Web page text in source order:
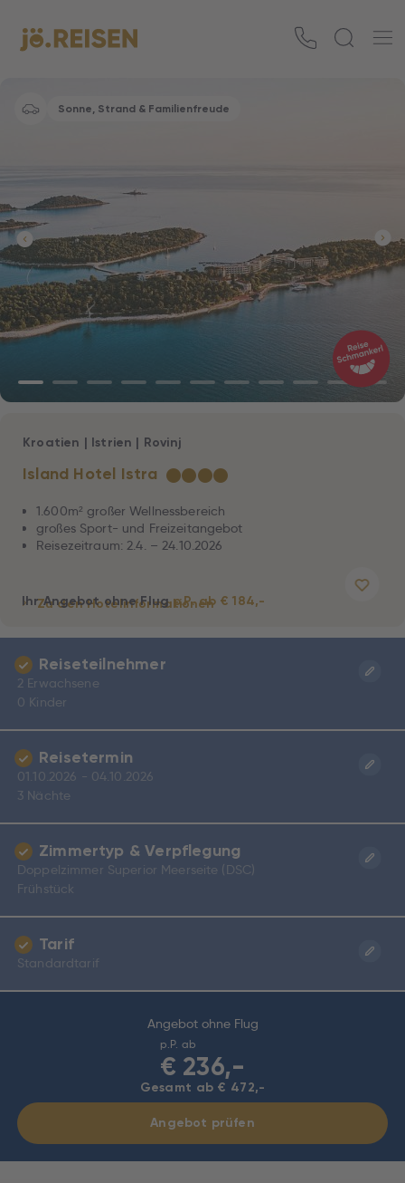
Sonne, Strand & Familienfreude
Island Hotel Istra ★★★★
Kroatien | Istrien | Rovinj
1.600m² großer Wellnessbereich
großes Sport- und Freizeitangebot
Reisezeitraum: 2.4. – 24.10.2026
Zu den Hotelinformationen
Ihr Angebot ohne Flugp.P. ab € 184,-
Angebot ohne Flug
p.P. ab
€ 236,-
Gesamt ab € 472,-
Angebot prüfen
Reiseteilnehmer
2 Erwachsene
0 Kinder
Reisetermin
01.10.2026 - 04.10.2026
3 Nächte
Zimmertyp & Verpflegung
Doppelzimmer Superior Meerseite (DSC)
Frühstück
Tarif
Standardtarif